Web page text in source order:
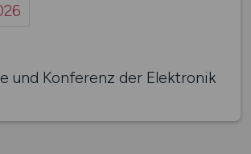
und Konferenz der Elektronik